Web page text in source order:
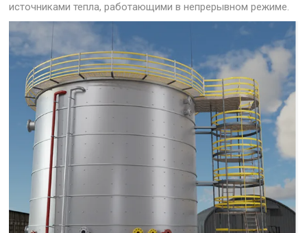
источниками тепла, работающими в непрерывном режиме.